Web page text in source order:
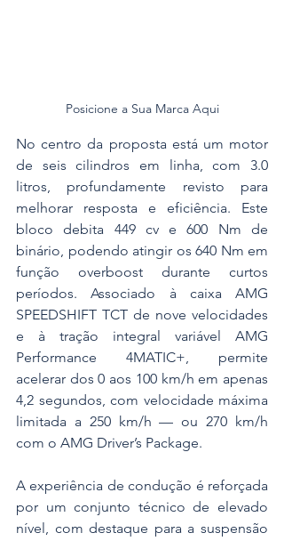
Posicione a Sua Marca Aqui
No centro da proposta está um motor
de seis cilindros em linha, com 3.0
litros, profundamente revisto para
melhorar resposta e eficiência. Este
bloco debita 449 cv e 600 Nm de
binário, podendo atingir os 640 Nm em
função overboost durante curtos
períodos. Associado à caixa AMG
SPEEDSHIFT TCT de nove velocidades
e à tração integral variável AMG
Performance 4MATIC+, permite
acelerar dos 0 aos 100 km/h em apenas
4,2 segundos, com velocidade máxima
limitada a 250 km/h — ou 270 km/h
com o AMG Driver’s Package.
A experiência de condução é reforçada
por um conjunto técnico de elevado
nível, com destaque para a suspensão